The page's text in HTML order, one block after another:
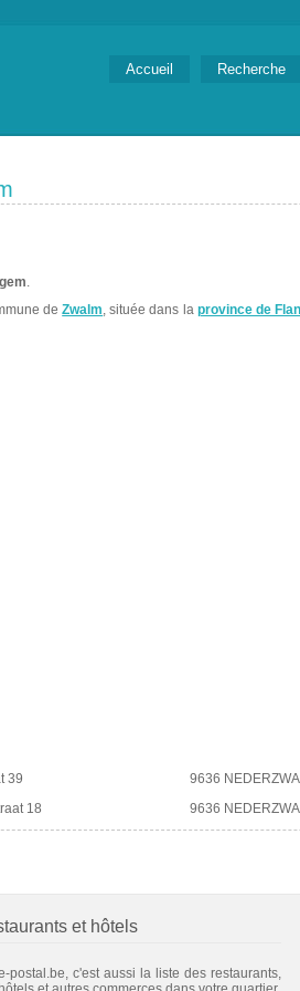
Accueil Recherche
.
deZwalm, située dans la province de
39 9636
18 9636
et hôtels
postal.be, c'est aussi la liste des restaurants,